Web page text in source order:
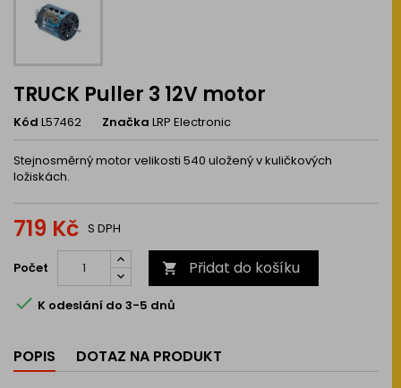
TRUCK Puller 3 12V motor
Kód L57462 Značka LRP Electronic
Stejnosměrný motor velikosti 540 uložený v kuličkových
ložiskách.
719 Kč S DPH
Počet  Přidat do košíku
 K odeslání do 3-5 dnů
POPIS DOTAZ NA PRODUKT